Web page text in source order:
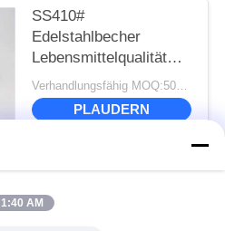
SS410#
Edelstahlbecher
Lebensmittelqualität
0,4 mm Dicke Glatte
Oberfläche
Verhandlungsfähig MOQ:500 Stück
PLAUDERN
1:40 AM